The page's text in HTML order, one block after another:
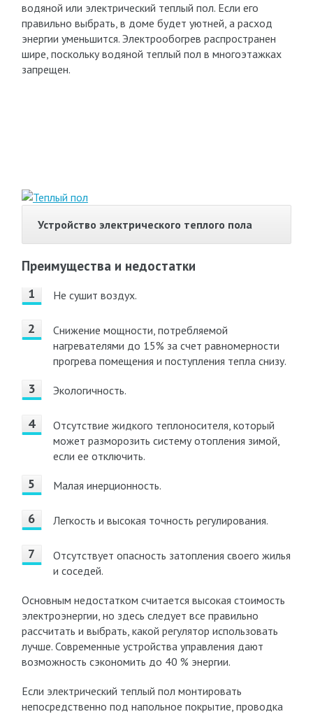
водяной или электрический теплый пол. Если его
правильно выбрать, в доме будет уютней, а расход
энергии уменьшится. Электрообогрев распространен
шире, поскольку водяной теплый пол в многоэтажках
запрещен.
Устройство электрического теплого пола
Преимущества и недостатки
Не сушит воздух.
Снижение мощности, потребляемой
нагревателями до 15% за счет равномерности
прогрева помещения и поступления тепла снизу.
Экологичность.
Отсутствие жидкого теплоносителя, который
может разморозить систему отопления зимой,
если ее отключить.
Малая инерционность.
Легкость и высокая точность регулирования.
Отсутствует опасность затопления своего жилья
и соседей.
Основным недостатком считается высокая стоимость
электроэнергии, но здесь следует все правильно
рассчитать и выбрать, какой регулятор использовать
лучше. Современные устройства управления дают
возможность сэкономить до 40 % энергии.
Если электрический теплый пол монтировать
непосредственно под напольное покрытие, проводка